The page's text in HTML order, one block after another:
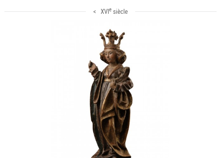
< XVIesiècle